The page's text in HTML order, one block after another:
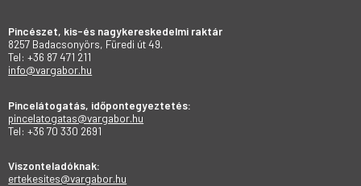
Pincészet, kis-és nagykereskedelmi raktár
8257 Badacsonyörs, Füredi út 49.
Tel: +36 87 471 211
info@vargabor.hu
Pincelátogatás, időpontegyeztetés:
pincelatogatas@vargabor.hu
Tel: +36 70 330 2691
Viszonteladóknak:
ertekesites@vargabor.hu